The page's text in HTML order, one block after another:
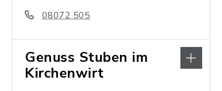
08072 505
Genuss Stuben im
Kirchenwirt